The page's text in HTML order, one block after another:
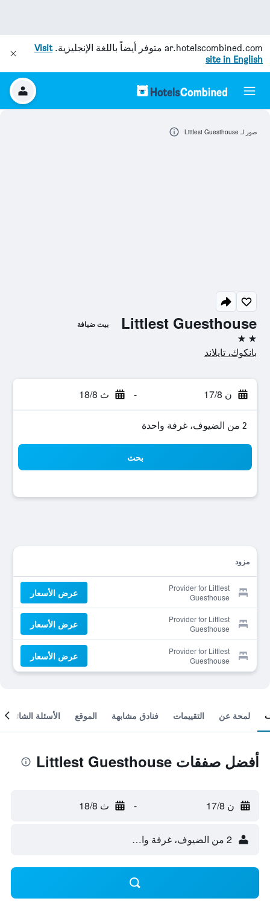
ar.hotelscombined.com متوفر أيضاً باللغة الإنجليزية.Visit
site in English
Littlest Guesthouse بيت ضيافة
2 نجمتين
بانكوك، تايلاند
ن 17/8 - ث 18/8
2 من الضيوف، غرفة واحدة
بحث
مزود
Provider for Littlest
Guesthouse
عرض الأسعار
Provider for Littlest
Guesthouse
عرض الأسعار
Provider for Littlest
Guesthouse
عرض الأسعار
صور لـ Littlest Guesthouse
لمحة عن التقييمات فنادق مشابهة الموقع الأسئلة الشائعة
أفضل صفقات Littlest Guesthouse
ن 17/8 - ث 18/8
2 من الضيوف، غرفة واحدة